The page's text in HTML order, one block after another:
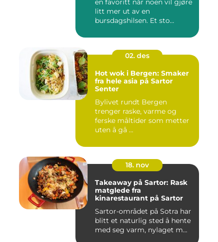
en favoritt når noen vil gjøre
litt mer ut av en
bursdagshilsen. Et sto...
02. des
Hot wok i Bergen: Smaker
fra hele asia på Sartor
Senter
Bylivet rundt Bergen
trenger raske, varme og
ferske måltider som metter
uten å gå ...
18. nov
Takeaway på Sartor: Rask
matglede fra
kinarestaurant på Sartor
Sartor-området på Sotra har
blitt et naturlig sted å hente
med seg varm, nylaget m...